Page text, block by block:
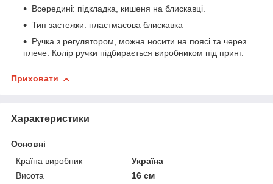
Всередині: підкладка, кишеня на блискавці.
Тип застежки: пластмасова блискавка
Ручка з регулятором, можна носити на поясі та через
плече. Колір ручки підбирається виробником під принт.
Приховати
Характеристики
Основні
Країна виробник
Україна
Висота
16 см